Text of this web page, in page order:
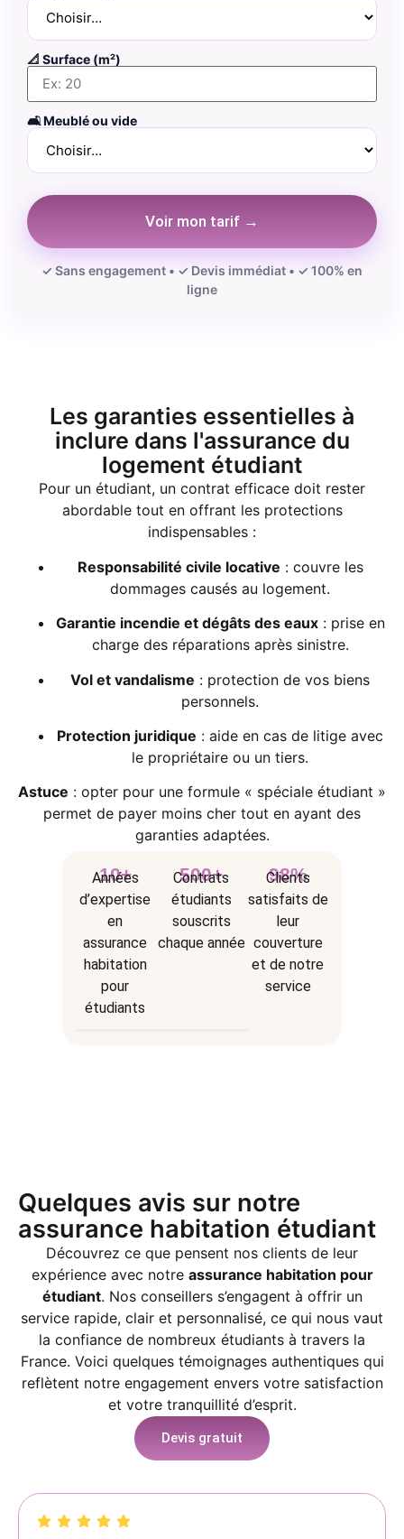
📐 Surface (m²)
🛋️ Meublé ou vide
Voir mon tarif →
✓ Sans engagement • ✓ Devis immédiat • ✓ 100% en
ligne
Les garanties essentielles à
inclure dans l'assurance du
logement étudiant
Pour un étudiant, un contrat efficace doit rester
abordable tout en offrant les protections
indispensables :
Responsabilité civile locative : couvre les
dommages causés au logement.
Garantie incendie et dégâts des eaux: prise en
charge des réparations après sinistre.
Vol et vandalisme : protection de vos biens
personnels.
Protection juridique : aide en cas de litige avec
le propriétaire ou un tiers.
Astuce : opter pour une formule « spéciale étudiant »
permet de payer moins cher tout en ayant des
garanties adaptées.
10+
Années
d’expertise
en
assurance
habitation
pour
étudiants
500+
Contrats
étudiants
souscrits
chaque année
98%
Clients
satisfaits de
leur
couverture
et de notre
service
Quelques avis sur notre
assurance habitation étudiant
Découvrez ce que pensent nos clients de leur
expérience avec notre assurance habitation pour
étudiant. Nos conseillers s’engagent à offrir un
service rapide, clair et personnalisé, ce qui nous vaut
la confiance de nombreux étudiants à travers la
France. Voici quelques témoignages authentiques qui
reflètent notre engagement envers votre satisfaction
et votre tranquillité d’esprit.
Devis gratuit